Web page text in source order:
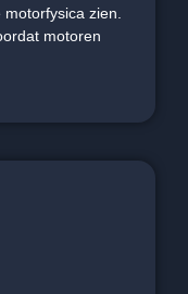
zien.
motoren